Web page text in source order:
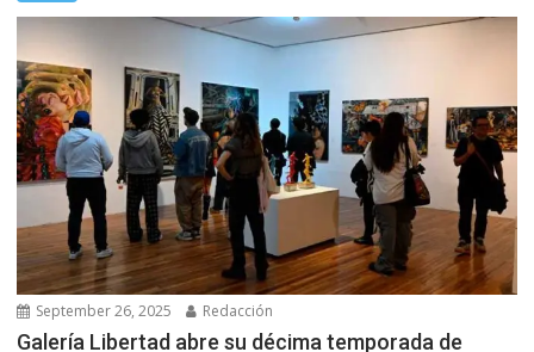
September 26, 2025 Redacción
Galería Libertad abre su décima temporada de